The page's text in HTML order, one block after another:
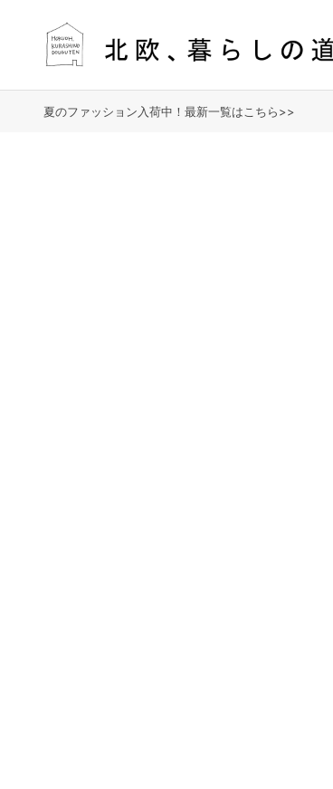
夏のファッション入荷中！最新一覧はこちら>>